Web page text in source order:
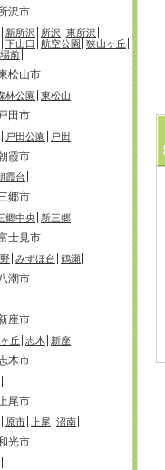
沢市
新所沢 所沢 東所沢
下山口 航空公園
狭山ヶ丘
前
松山市
林公園 東松山
戸田市
戸田公園 戸田
霞市
霞台
郷市
郷中央 新三郷
士見市
みずほ台 鶴瀬
潮市
座市
丘 志木 新座
木市
尾市
原市 上尾 沼南
光市